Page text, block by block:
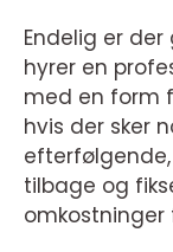
Endelig er
hyrer en
med en form
hvis der sker
tilbage og
omkostninger